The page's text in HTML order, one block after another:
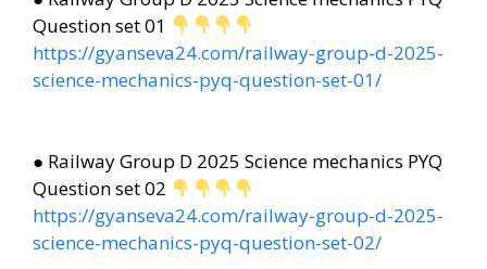
Question set 01
https://gyanseva24.com/railway-group-d-2025-
science-mechanics-pyq-question-set-01/
● Railway Group D 2025 Science mechanics PYQ
Question set 02
https://gyanseva24.com/railway-group-d-2025-
science-mechanics-pyq-question-set-02/